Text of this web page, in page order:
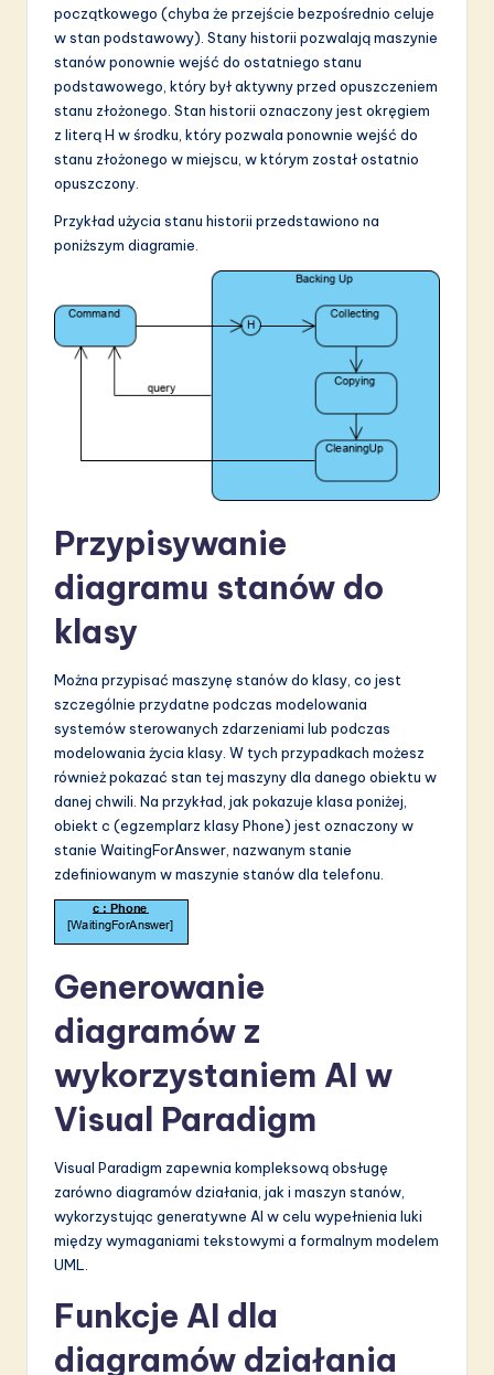
początkowego (chyba że przejście bezpośrednio celuje
w stan podstawowy). Stany historii pozwalają maszynie
stanów ponownie wejść do ostatniego stanu
podstawowego, który był aktywny przed opuszczeniem
stanu złożonego. Stan historii oznaczony jest okręgiem
z literą H w środku, który pozwala ponownie wejść do
stanu złożonego w miejscu, w którym został ostatnio
opuszczony.
Przykład użycia stanu historii przedstawiono na
poniższym diagramie.
Przypisywanie
diagramu stanów do
klasy
Można przypisać maszynę stanów do klasy, co jest
szczególnie przydatne podczas modelowania
systemów sterowanych zdarzeniami lub podczas
modelowania życia klasy. W tych przypadkach możesz
również pokazać stan tej maszyny dla danego obiektu w
danej chwili. Na przykład, jak pokazuje klasa poniżej,
obiekt c (egzemplarz klasy Phone) jest oznaczony w
stanie WaitingForAnswer, nazwanym stanie
zdefiniowanym w maszynie stanów dla telefonu.
Generowanie
diagramów z
wykorzystaniem AI w
Visual Paradigm
Visual Paradigm zapewnia kompleksową obsługę
zarówno diagramów działania, jak i maszyn stanów,
wykorzystując generatywne AI w celu wypełnienia luki
między wymaganiami tekstowymi a formalnym modelem
UML.
Funkcje AI dla
diagramów działania